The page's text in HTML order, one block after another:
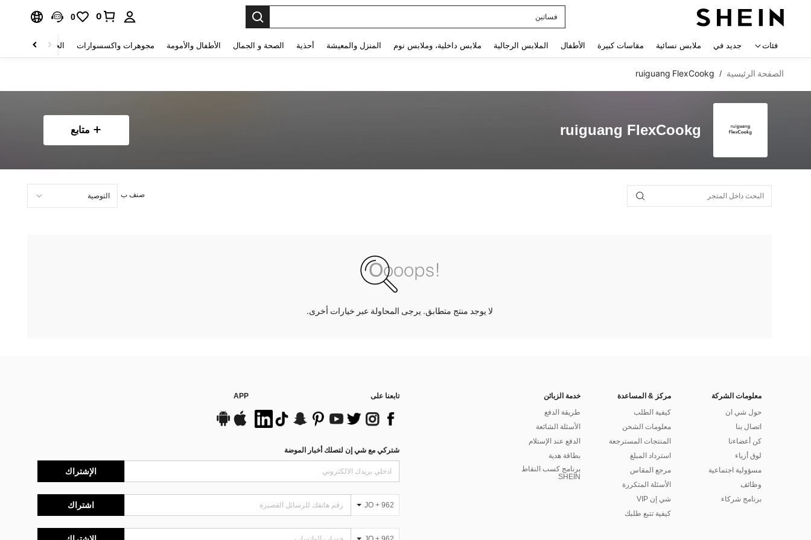
فساتين
0
0
فئات جديد في ملابس نسائية مقاسات كبيرة الأطفال الملابس الرجالية ملابس داخلية، وملابس نوم المنزل والمعيشة أحذية الصحة و الجمال الأطفال والأمومة مجوهرات واكسسوارات الحقائب والأمتعة
الصفحة الرئيسية /
ruiguang FlexCookg
ruiguang FlexCookg متابع
صنف ب
لا يوجد منتج متطابق. يرجى المحاولة عبر خيارات أخرى.
معلومات الشركة
حول شي ان
اتصال بنا
كن أعضاءنا
لوق أزياء
مسؤولية اجتماعية
وظائف
برنامج شركاء
مركز & المساعدة
كيفية الطلب
معلومات الشحن
المنتجات المسترجعة
استرداد المبلغ
مرجع المقاس
الأسئلة المتكررة
شي إن VIP
كيفية تتبع طلبك
خدمة الزبائن
طريقة الدفع
الأسئلة الشائعة
الدفع عند الإستلام
بطاقة هدية
برنامج كسب النقاط
SHEIN
تابعنا على APP
شتركي مع شي إن لتصلك أخبار الموضة
الإشتراك
JO + 962 اشتراك